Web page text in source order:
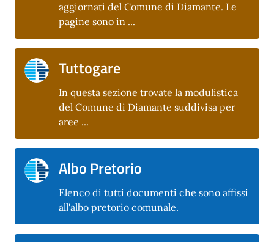
aggiornati del Comune di Diamante. Le
pagine sono in ...
Tuttogare
In questa sezione trovate la modulistica
del Comune di Diamante suddivisa per
aree ...
Albo Pretorio
Elenco di tutti documenti che sono affissi
all'albo pretorio comunale.